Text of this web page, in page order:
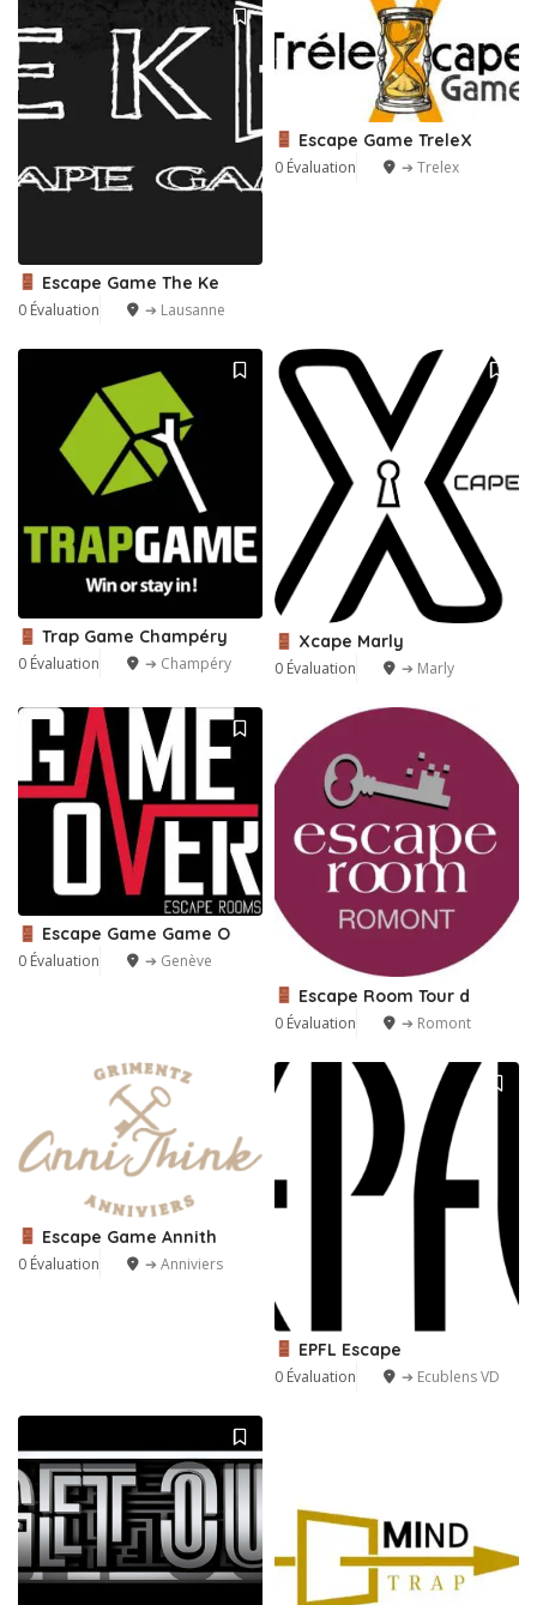
Escape Game The Ke
0 Évaluation ➔ Lausanne
Escape Game TreleX
0 Évaluation ➔ Trelex
Trap Game Champéry
0 Évaluation ➔ Champéry
Xcape Marly
0 Évaluation ➔ Marly
Escape Game Game O
0 Évaluation ➔ Genève
Escape Room Tour d
0 Évaluation ➔ Romont
Escape Game Annith
0 Évaluation ➔ Anniviers
EPFL Escape
0 Évaluation ➔ Ecublens VD